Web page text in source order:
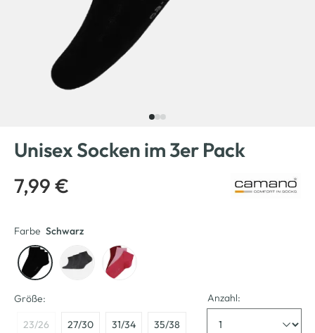
Unisex Socken im 3er Pack
7,99 €
Farbe Schwarz
Größe:
23/26 27/30 31/34 35/38
Anzahl: